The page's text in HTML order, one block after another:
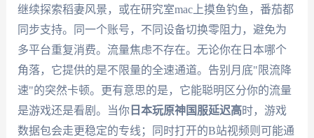
继续探索稻妻风景，或在研究室mac上摸鱼钓鱼，番茄都
同步支持。同一个账号，不同设备切换零阻力，避免为
多平台重复消费。流量焦虑不存在。无论你在日本哪个
角落，它提供的是不限量的全速通道。告别月底"限流降
速"的突然卡顿。更有意思的是，它能聪明区分你的流量
是游戏还是看剧。当你日本玩原神国服延迟高时，游戏
数据包会走更稳定的专线；同时打开的B站视频则可能通